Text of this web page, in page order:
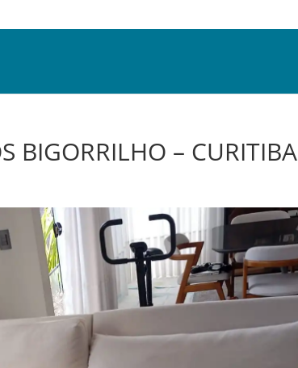
BIGORRILHO – CURITIBA